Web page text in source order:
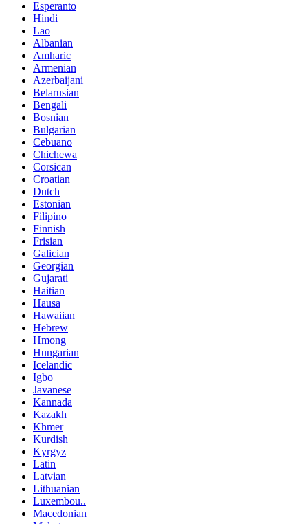
Esperanto
Hindi
Lao
Albanian
Amharic
Armenian
Azerbaijani
Belarusian
Bengali
Bosnian
Bulgarian
Cebuano
Chichewa
Corsican
Croatian
Dutch
Estonian
Filipino
Finnish
Frisian
Galician
Georgian
Gujarati
Haitian
Hausa
Hawaiian
Hebrew
Hmong
Hungarian
Icelandic
Igbo
Javanese
Kannada
Kazakh
Khmer
Kurdish
Kyrgyz
Latin
Latvian
Lithuanian
Luxembou..
Macedonian